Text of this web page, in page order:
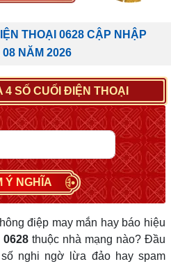
THOẠI 0628 CẬP NHẬP
NĂM 2026
SỐ CUỐI ĐIỆN THOẠI
Ý NGHĨA
điệp may mắn hay báo hiệu
0628 thuộc nhà mạng nào? Đầu
nghi ngờ lừa đảo hay spam